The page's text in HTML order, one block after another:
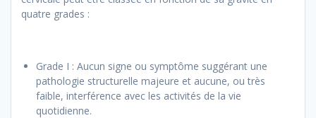
quatre grades :
Grade I : Aucun signe ou symptôme suggérant une
pathologie structurelle majeure et aucune, ou très
faible, interférence avec les activités de la vie
quotidienne.